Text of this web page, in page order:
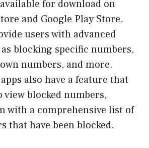
for download on
and Google Play Store.
users with advanced
blocking specific numbers,
numbers, and more.
also have a feature that
view blocked numbers,
with a comprehensive list of
that have been blocked.